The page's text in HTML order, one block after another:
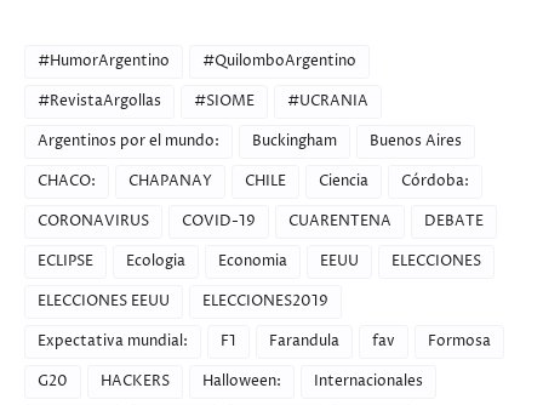
#HumorArgentino
#QuilomboArgentino
#RevistaArgollas
#SIOME
#UCRANIA
Argentinos por el mundo:
Buckingham
Buenos Aires
CHACO:
CHAPANAY CHILE Ciencia
Córdoba:
CORONAVIRUS
COVID-19 CUARENTENA
DEBATE
ECLIPSE
Ecologia Economia EEUU
ELECCIONES
ELECCIONES EEUU
ELECCIONES2019
Expectativa mundial:
F1 Farandula fav
Formosa
G20
HACKERS Halloween:
Internacionales